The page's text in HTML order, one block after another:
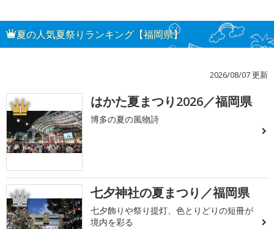
夏の人気夏祭りランキング【福岡県】
2026/08/07 更新
1 はかた夏まつり2026／福岡県
博多の夏の風物詩
2 七夕神社の夏まつり／福岡県
七夕飾りや祭り提灯、色とりどりの短冊が
境内を彩る